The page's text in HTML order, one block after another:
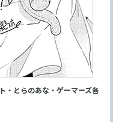
・とらのあな・ゲーマーズ各